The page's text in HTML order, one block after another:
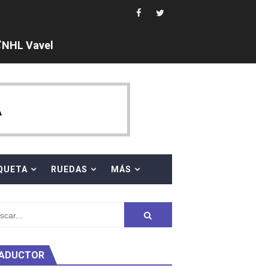
el Grand Slam Mexico
Ángela Martínez 5ª en 10km
Vavel
RUEDAS MÁS